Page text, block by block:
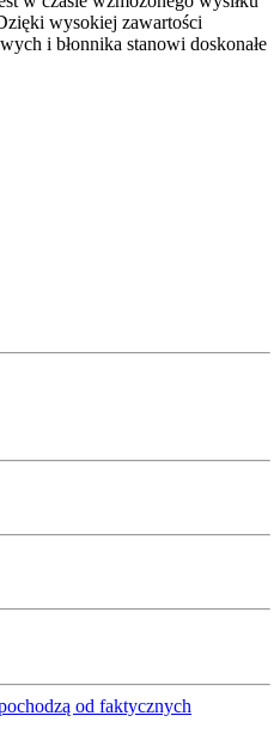
wysokiej zawartości
i błonnika stanowi doskonałe
od faktycznych